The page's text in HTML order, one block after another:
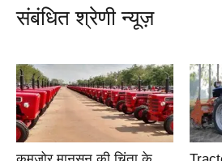
संबंधित श्रेणी न्यूज़